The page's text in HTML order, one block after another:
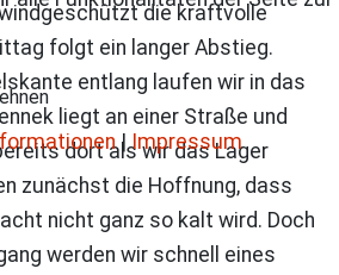
die kraftvolle
folgt ein langer Abstieg.
entlang laufen wir in das
liegt an einer Straße und
dort als wir das Lager
zunächst die Hoffnung, dass
nicht ganz so kalt wird. Doch
werden wir schnell eines
|Impressum